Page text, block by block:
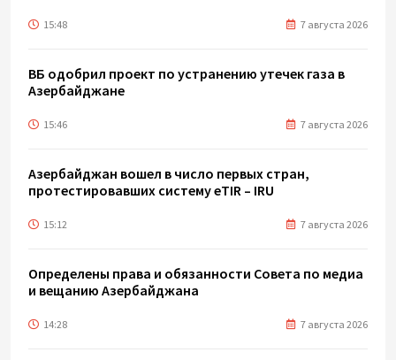
15:48 7 августа 2026
ВБ одобрил проект по устранению утечек газа в
Азербайджане
15:46 7 августа 2026
Азербайджан вошел в число первых стран,
протестировавших систему eTIR – IRU
15:12 7 августа 2026
Определены права и обязанности Совета по медиа
и вещанию Азербайджана
14:28 7 августа 2026